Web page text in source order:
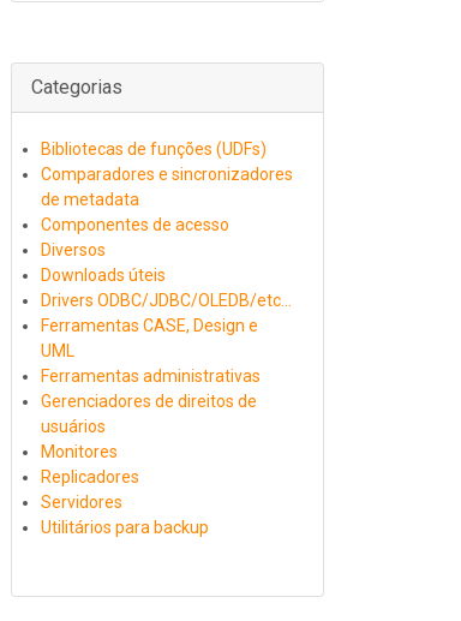
Categorias
Bibliotecas de funções (UDFs)
Comparadores e sincronizadores
de metadata
Componentes de acesso
Diversos
Downloads úteis
Drivers ODBC/JDBC/OLEDB/etc...
Ferramentas CASE, Design e
UML
Ferramentas administrativas
Gerenciadores de direitos de
usuários
Monitores
Replicadores
Servidores
Utilitários para backup